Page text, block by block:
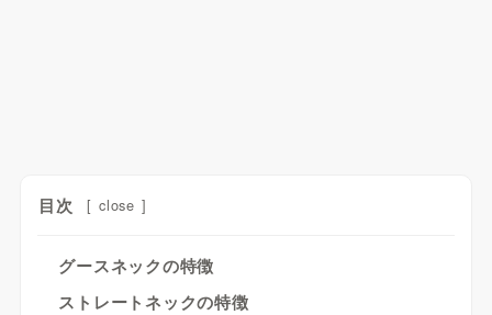
目次 [ close ]
グースネックの特徴
ストレートネックの特徴